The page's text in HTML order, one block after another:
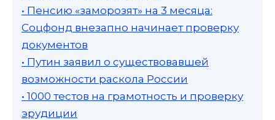
• Пенсию «заморозят» на 3 месяца:
Соцфонд внезапно начинает проверку
документов
• Путин заявил о существовавшей
возможности раскола России
• 1000 тестов на грамотность и проверку
эрудиции